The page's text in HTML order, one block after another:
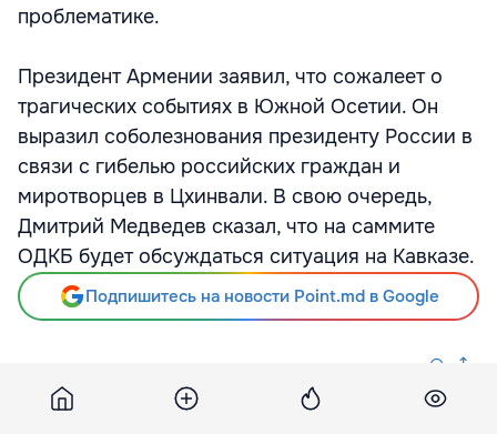
проблематике.
Президент Армении заявил, что сожалеет о
трагических событиях в Южной Осетии. Он
выразил соболезнования президенту России в
связи с гибелью российских граждан и
миротворцев в Цхинвали. В свою очередь,
Дмитрий Медведев сказал, что на саммите
ОДКБ будет обсуждаться ситуация на Кавказе.
Подпишитесь на новости Point.md в Google